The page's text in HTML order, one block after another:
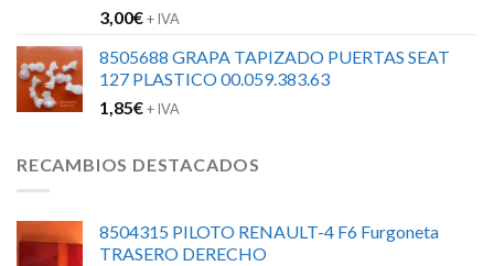
3,00€+ IVA
8505688 GRAPA TAPIZADO PUERTAS SEAT
127 PLASTICO 00.059.383.63
1,85€+ IVA
RECAMBIOS DESTACADOS
8504315 PILOTO RENAULT-4 F6 Furgoneta
TRASERO DERECHO